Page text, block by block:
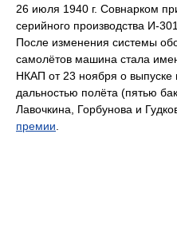
26 июля 1940 г. Совнарком
серийного производства И-
После изменения системы
самолётов машина стала
НКАП от 23 ноября о выпуске
дальностью полёта (пятью
Лавочкина, Горбунова и
премии